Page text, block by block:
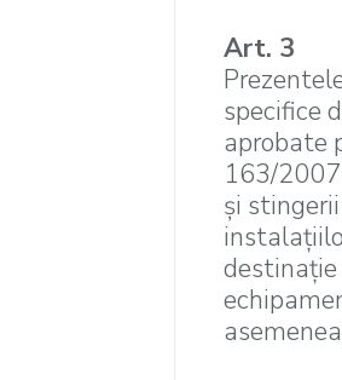
Art. 3
specifice
aprobate
163/
şi